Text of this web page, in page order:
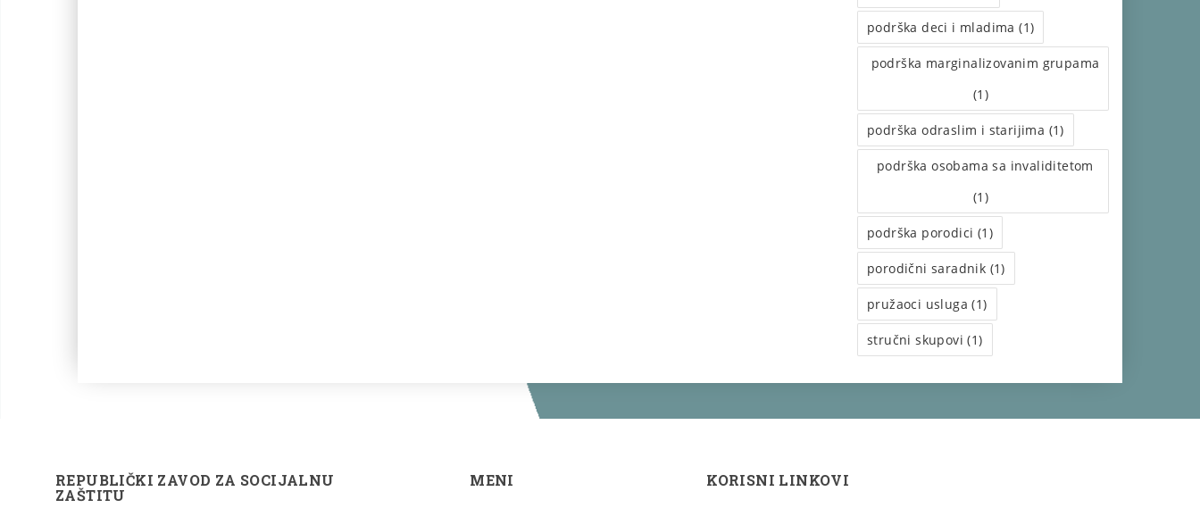
podrška deci i mladima (1)
podrška marginalizovanim grupama
(1)
podrška odraslim i starijima (1)
podrška osobama sa invaliditetom
(1)
podrška porodici (1)
porodični saradnik (1)
pružaoci usluga (1)
stručni skupovi (1)
REPUBLIČKI ZAVOD ZA SOCIJALNU
ZAŠTITU
MENI KORISNI LINKOVI